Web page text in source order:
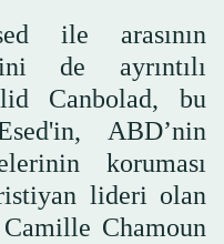
ile arasının
de ayrıntılı
Canbolad, bu
ABD’nin
koruması
lideri olan
Chamoun